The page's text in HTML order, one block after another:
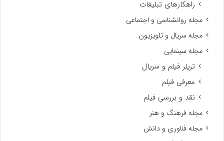
مجله ادبیات و موسیقی
مجله بازی و سرگرمی
مجله پزشکی و سلامت
مجله خانواده
مجله زنان
مجله هفتگی
خبر خوب
کسب و کار
راهکارهای تبلیغات